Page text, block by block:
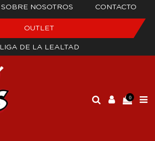
SOBRE NOSOTROS CONTACTO
OUTLET
LIGA DE LA LEALTAD
0